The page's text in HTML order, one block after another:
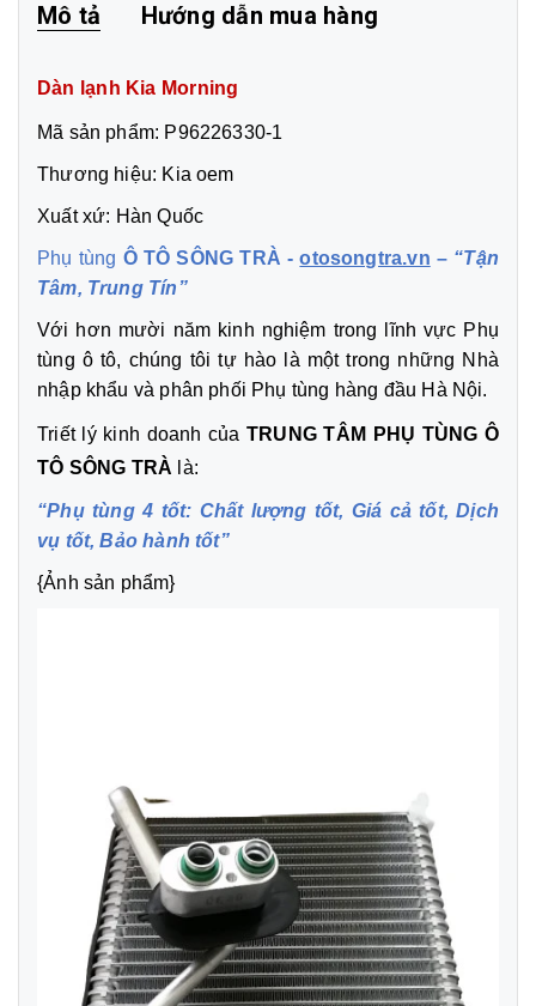
Mô tả Hướng dẫn mua hàng
Dàn lạnh Kia Morning
Mã sản phẩm: P96226330-1
Thương hiệu: Kia oem
Xuất xứ: Hàn Quốc
Phụ tùng Ô TÔ SÔNG TRÀ -otosongtra.vn – “Tận
Tâm, Trung Tín”
Với hơn mười năm kinh nghiệm trong lĩnh vực Phụ
tùng ô tô, chúng tôi tự hào là một trong những Nhà
nhập khẩu và phân phối Phụ tùng hàng đầu Hà Nội.
Triết lý kinh doanh củaTRUNG TÂM PHỤ TÙNG Ô
TÔ SÔNG TRÀ là:
“Phụ tùng 4 tốt: Chất lượng tốt, Giá cả tốt, Dịch
vụ tốt, Bảo hành tốt”
{Ảnh sản phẩm}